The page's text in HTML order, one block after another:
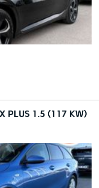
PLUS 1.5 (117 KW)